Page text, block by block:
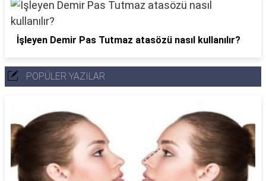
İşleyen Demir Pas Tutmaz atasözü nasıl kullanılır?
POPÜLER YAZILAR